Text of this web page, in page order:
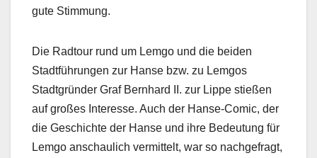
gute Stimmung.
Die Radtour rund um Lemgo und die beiden
Stadtführungen zur Hanse bzw. zu Lemgos
Stadtgründer Graf Bernhard II. zur Lippe stießen
auf großes Interesse. Auch der Hanse-Comic, der
die Geschichte der Hanse und ihre Bedeutung für
Lemgo anschaulich vermittelt, war so nachgefragt,